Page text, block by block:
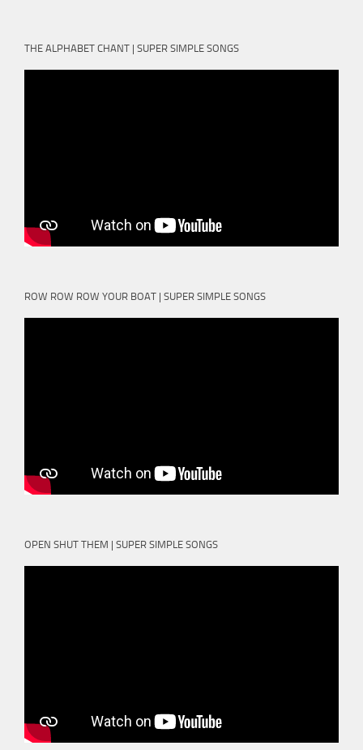
THE ALPHABET CHANT | SUPER SIMPLE SONGS
ROW ROW ROW YOUR BOAT | SUPER SIMPLE SONGS
OPEN SHUT THEM | SUPER SIMPLE SONGS